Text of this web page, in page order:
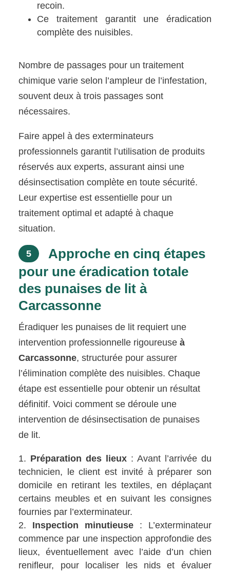
recoin.
Ce traitement garantit une éradication
complète des nuisibles.
Nombre de passages pour un traitement
chimique varie selon l’ampleur de l’infestation,
souvent deux à trois passages sont
nécessaires.
Faire appel à des exterminateurs
professionnels garantit l’utilisation de produits
réservés aux experts, assurant ainsi une
désinsectisation complète en toute sécurité.
Leur expertise est essentielle pour un
traitement optimal et adapté à chaque
situation.
5
Approche en cinq étapes
pour une éradication totale
des punaises de lit à
Carcassonne
Éradiquer les punaises de lit requiert une
intervention professionnelle rigoureuseà
Carcassonne, structurée pour assurer
l’élimination complète des nuisibles. Chaque
étape est essentielle pour obtenir un résultat
définitif. Voici comment se déroule une
intervention de désinsectisation de punaises
de lit.
Préparation des lieux : Avant l’arrivée du
technicien, le client est invité à préparer son
domicile en retirant les textiles, en déplaçant
certains meubles et en suivant les consignes
fournies par l’exterminateur.
Inspection minutieuse : L’exterminateur
commence par une inspection approfondie des
lieux, éventuellement avec l’aide d’un chien
renifleur, pour localiser les nids et évaluer